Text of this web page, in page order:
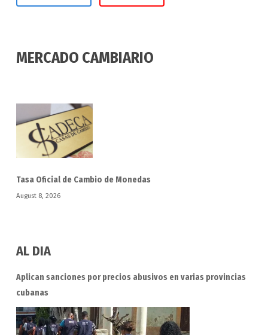
MERCADO CAMBIARIO
Tasa Oficial de Cambio de Monedas
August 8, 2026
AL DIA
Aplican sanciones por precios abusivos en varias provincias
cubanas